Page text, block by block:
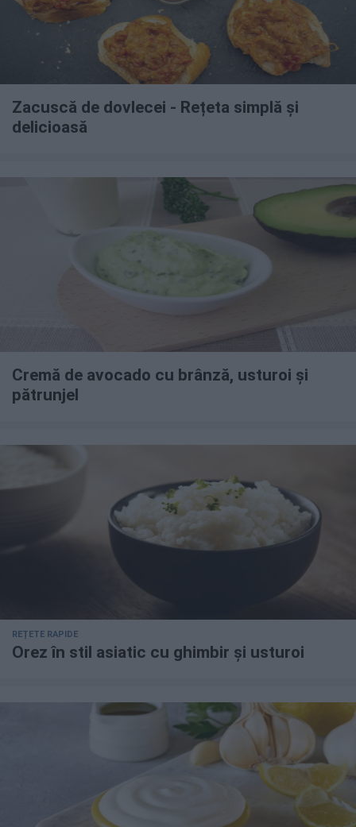
Zacuscă de dovlecei - Rețeta simplă și
delicioasă
Cremă de avocado cu brânză, usturoi și
pătrunjel
REȚETE RAPIDE
Orez în stil asiatic cu ghimbir și usturoi